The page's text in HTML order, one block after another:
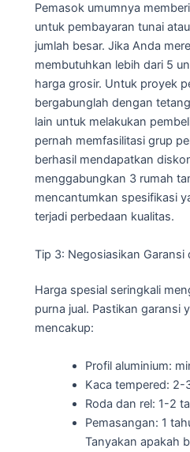
Pemasok umumnya
untuk pembayaran tunai
jumlah besar. Jika Anda
membutuhkan lebih dari 5
harga grosir. Untuk proyek
bergabunglah dengan
lain untuk melakukan
pernah memfasilitasi grup
berhasil mendapatkan
menggabungkan 3 rumah
mencantumkan spesifikasi
terjadi perbedaan kualitas.
Tip 3: Negosiasikan Garansi
Harga spesial seringkali
purna jual. Pastikan garansi
mencakup:
Profil aluminium:
Kaca tempered: 2-
Roda dan rel: 1-2
Pemasangan: 1
Tanyakan apakah